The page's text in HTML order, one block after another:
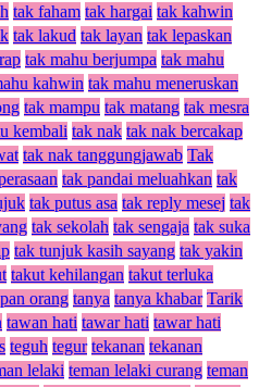
tak faham tak hargai tak kahwin
tak lakud tak layan tak lepaskan
tak mahu berjumpa tak mahu
kahwin tak mahu meneruskan
tak mampu tak matang tak mesra
kembali tak nak tak nak bercakap
tak nak tanggungjawab Tak
tak pandai meluahkan tak
tak putus asa tak reply mesej tak
tak sekolah tak sengaja tak suka
tak tunjuk kasih sayang tak yakin
takut kehilangan takut terluka
orang tanya tanya khabar Tarik
tawan hati tawar hati tawar hati
teguh tegur tekanan tekanan
lelaki teman lelaki curang teman